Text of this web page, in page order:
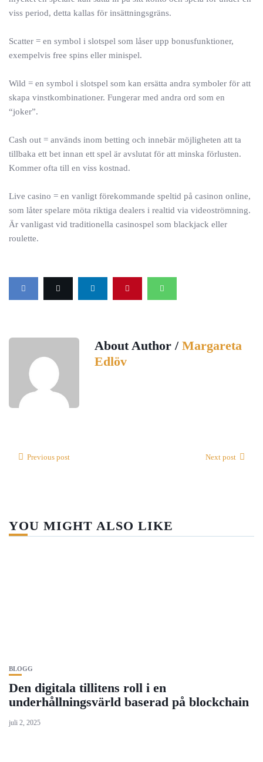
viss period, detta kallas för insättningsgräns.
Scatter = en symbol i slotspel som låser upp bonusfunktioner,
exempelvis free spins eller minispel.
Wild = en symbol i slotspel som kan ersätta andra symboler för att
skapa vinstkombinationer. Fungerar med andra ord som en
“joker”.
Cash out = används inom betting och innebär möjligheten att ta
tillbaka ett bet innan ett spel är avslutat för att minska förlusten.
Kommer ofta till en viss kostnad.
Live casino = en vanligt förekommande speltid på casinon online,
som låter spelare möta riktiga dealers i realtid via videoströmning.
Är vanligast vid traditionella casinospel som blackjack eller
roulette.
About Author / Margareta
Edlöv
Previous post Next post
YOU MIGHT ALSO LIKE
BLOGG
Den digitala tillitens roll i en
underhållningsvärld baserad på blockchain
juli 2, 2025